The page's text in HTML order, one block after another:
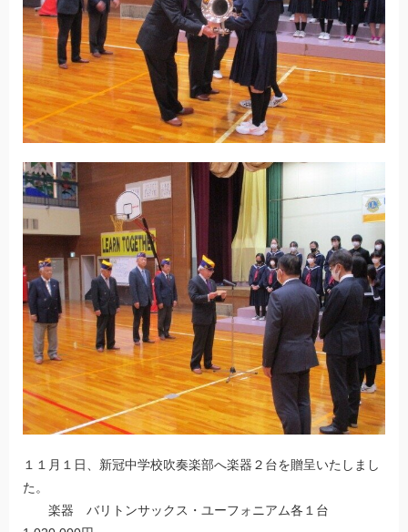
１１月１日、新冠中学校吹奏楽部へ楽器２台を贈呈いたしまし
た。
楽器 バリトンサックス・ユーフォニアム各１台